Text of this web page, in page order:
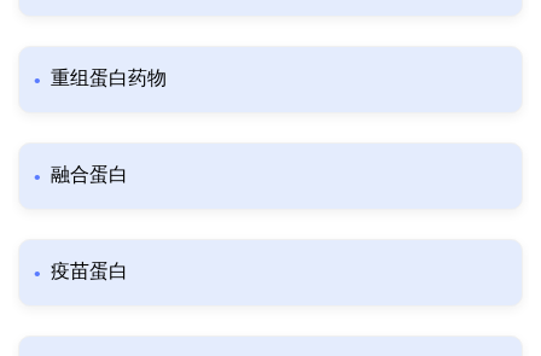
重组蛋白药物
融合蛋白
疫苗蛋白